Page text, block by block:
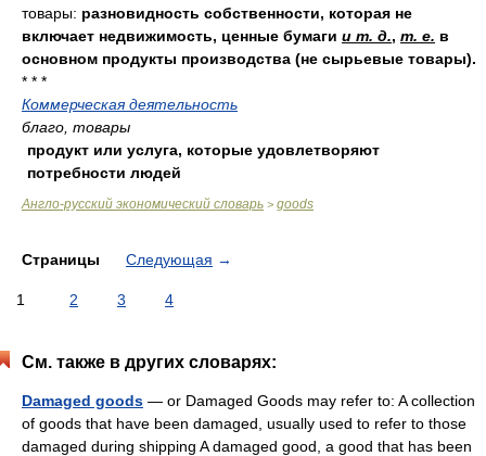
товары: разновидность собственности, которая не
включает недвижимость, ценные бумаги и т. д., т. е. в
основном продукты производства (не сырьевые товары).
* * *
Коммерческая деятельность
благо, товары
продукт или услуга, которые удовлетворяют
потребности людей
Англо-русский экономический словарь > goods
Страницы Следующая →
1 2 3 4
См. также в других словарях:
Damaged goods — or Damaged Goods may refer to: A collection
of goods that have been damaged, usually used to refer to those
damaged during shipping A damaged good, a good that has been